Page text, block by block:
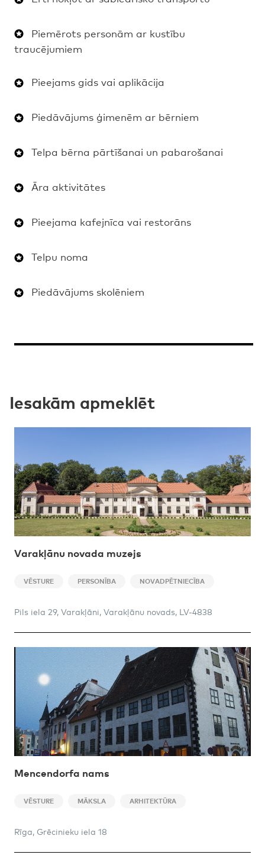
Piemērots personām ar kustību
traucējumiem
Pieejams gids vai aplikācija
Piedāvājums ģimenēm ar bērniem
Telpa bērna pārtīšanai un pabarošanai
Āra aktivitātes
Pieejama kafejnīca vai restorāns
Telpu noma
Piedāvājums skolēniem
Iesakām apmeklēt
Varakļānu novada muzejs
VĒSTURE PERSONĪBA NOVADPĒTNIECĪBA
Pils iela 29, Varakļāni, Varakļānu novads, LV-4838
Mencendorfa nams
VĒSTURE MĀKSLA ARHITEKTŪRA
Rīga, Grēcinieku iela 18